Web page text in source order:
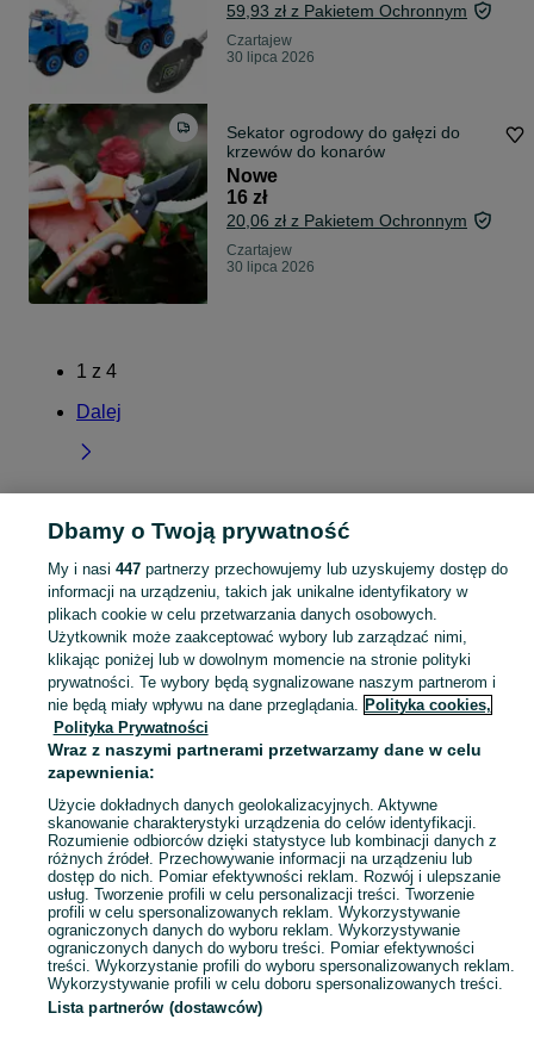
59,93 zł z Pakietem Ochronnym
Czartajew
30 lipca 2026
Sekator ogrodowy do gałęzi do
krzewów do konarów
Nowe
16 zł
20,06 zł z Pakietem Ochronnym
Czartajew
30 lipca 2026
1 z 4
Dalej
Strona główna Podlaskie Czartajew
KATEGORIA
Skorzystaj z największego serwisu ogłoszeniowego - Czartajew i okolice! Kupuj to, czego pragniesz i sprzedawaj to, czego już nie potrzebujesz! Zobacz
Mapa kategorii
Mapa miejscowości
Mapa ministron
Popularne wyszukiwania
Dbamy o Twoją prywatność
My i nasi 447partnerzy przechowujemy lub uzyskujemy dostęp do
informacji na urządzeniu, takich jak unikalne identyfikatory w
plikach cookie w celu przetwarzania danych osobowych.
Użytkownik może zaakceptować wybory lub zarządzać nimi,
klikając poniżej lub w dowolnym momencie na stronie polityki
prywatności. Te wybory będą sygnalizowane naszym partnerom i
nie będą miały wpływu na dane przeglądania. Polityka cookies,
Polityka Prywatności
Wraz z naszymi partnerami przetwarzamy dane w celu
zapewnienia:
Użycie dokładnych danych geolokalizacyjnych. Aktywne
skanowanie charakterystyki urządzenia do celów identyfikacji.
Rozumienie odbiorców dzięki statystyce lub kombinacji danych z
różnych źródeł. Przechowywanie informacji na urządzeniu lub
dostęp do nich. Pomiar efektywności reklam. Rozwój i ulepszanie
usług. Tworzenie profili w celu personalizacji treści. Tworzenie
profili w celu spersonalizowanych reklam. Wykorzystywanie
ograniczonych danych do wyboru reklam. Wykorzystywanie
ograniczonych danych do wyboru treści. Pomiar efektywności
treści. Wykorzystanie profili do wyboru spersonalizowanych reklam.
Wykorzystywanie profili w celu doboru spersonalizowanych treści.
Lista partnerów (dostawców)